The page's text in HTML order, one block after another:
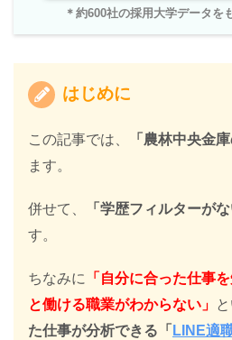
＊約600社の採用大学データを
はじめに
この記事では、 「農林中央金
ます。
併せて、 「学歴フィルターがな
す。
ちなみに
「自分に合った仕事
と働ける職業がわからない」
た仕事が分析できる「 LINE適